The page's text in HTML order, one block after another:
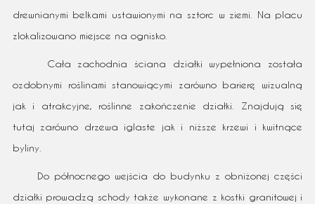
drewnianymi belkami ustawionymi na sztorc w ziemi. Na placu
zlokalizowano miejsce na ognisko.
Cała zachodnia ściana działki wypełniona została
ozdobnymi roślinami stanowiącymi zarówno barierę wizualną
jak i atrakcyjne, roślinne zakończenie działki. Znajdują się
tutaj zarówno drzewa iglaste jak i niższe krzewi i kwitnące
byliny.
Do północnego wejścia do budynku z obniżonej części
działki prowadzą schody także wykonane z kostki granitowej i